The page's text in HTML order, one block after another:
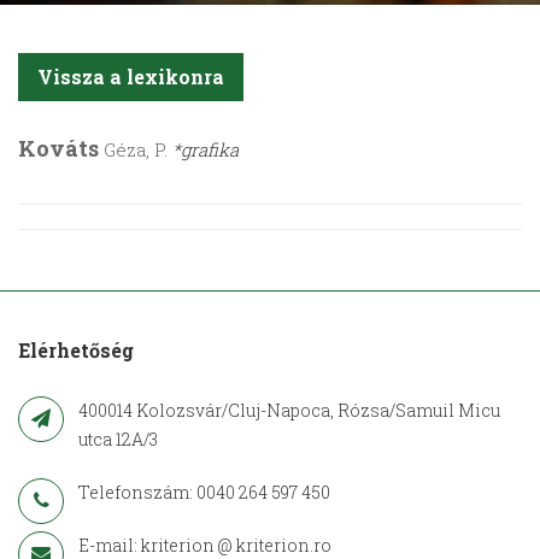
Vissza a lexikonra
Kováts Géza, P. *grafika
Elérhetőség
400014 Kolozsvár/Cluj-Napoca, Rózsa/Samuil Micu
utca 12A/3
Telefonszám: 0040 264 597 450
E-mail: kriterion @ kriterion.ro